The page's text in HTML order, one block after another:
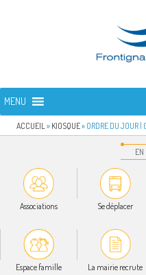
FRONTIGNAN
MENU
ACCUEIL » KIOSQUE» ORDRE DU JOUR
EN
Associations Se déplacer
Espace famille La mairie recrute